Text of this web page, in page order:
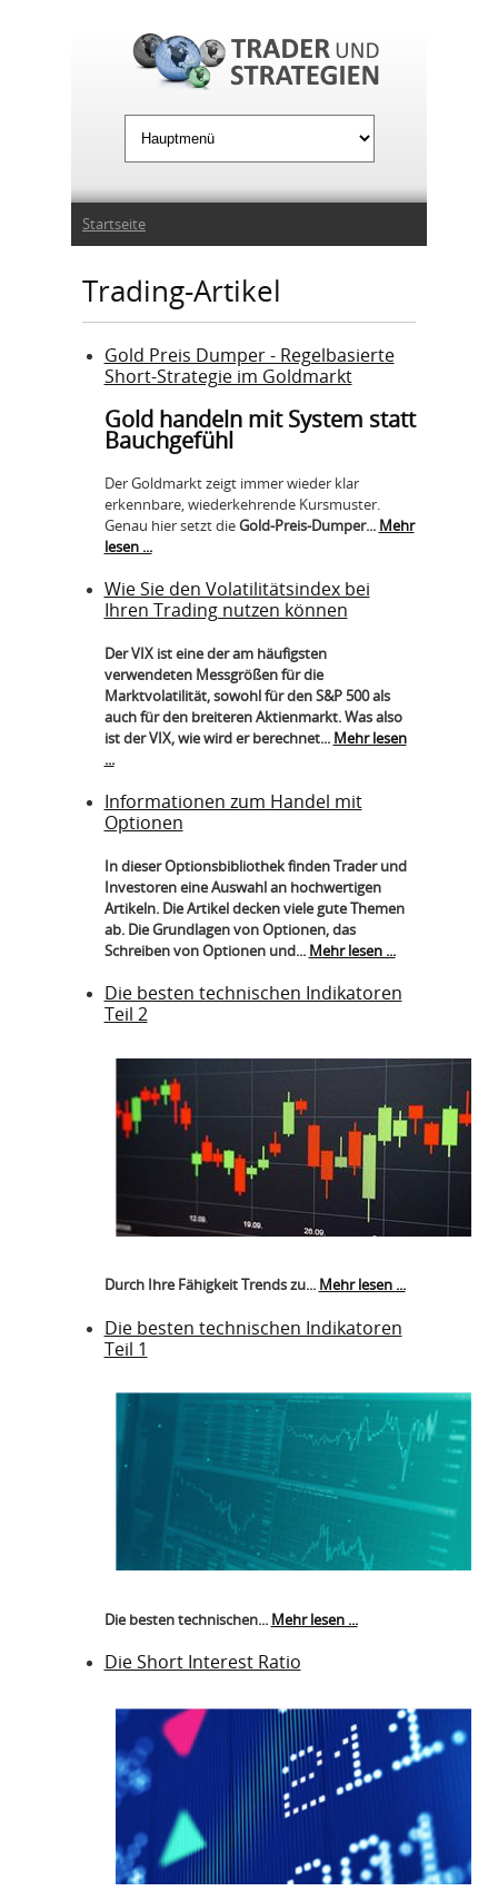
Sie sind hier
Startseite
Trading-Artikel
Gold Preis Dumper - Regelbasierte
Short-Strategie im Goldmarkt
Gold handeln mit System statt
Bauchgefühl
Der Goldmarkt zeigt immer wieder klar
erkennbare, wiederkehrende Kursmuster.
Genau hier setzt dieGold-Preis-Dumper... Mehr
lesen ...
Wie Sie den Volatilitätsindex bei
Ihren Trading nutzen können
Der VIX ist eine der am häufigsten
verwendeten Messgrößen für die
Marktvolatilität, sowohl für den S&P 500 als
auch für den breiteren Aktienmarkt. Was also
ist der VIX, wie wird er berechnet... Mehr lesen
...
Informationen zum Handel mit
Optionen
In dieser Optionsbibliothek finden Trader und
Investoren eine Auswahl an hochwertigen
Artikeln. Die Artikel decken viele gute Themen
ab. Die Grundlagen von Optionen, das
Schreiben von Optionen und... Mehr lesen ...
Die besten technischen Indikatoren
Teil 2
Durch Ihre Fähigkeit Trends zu... Mehr lesen ...
Die besten technischen Indikatoren
Teil 1
Die besten technischen... Mehr lesen ...
Die Short Interest Ratio